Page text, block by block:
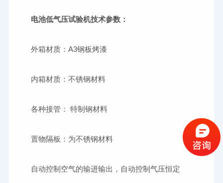
电池低气压试验机技术参数：
外箱材质：
各种接管： 特制钢材料